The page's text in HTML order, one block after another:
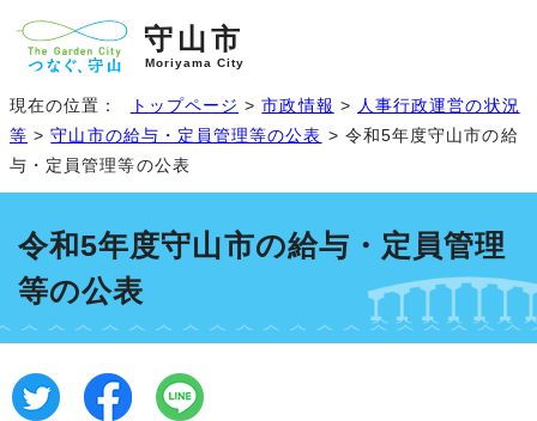
守山市
Moriyama City
現在の位置： トップページ >市政情報 > 人事行政運営の状況
等 >守山市の給与・定員管理等の公表 > 令和5年度守山市の給
与・定員管理等の公表
令和5年度守山市の給与・定員管理
等の公表